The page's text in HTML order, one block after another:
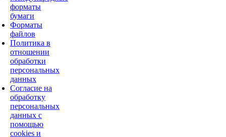
форматы
бумаги
Форматы
файлов
Политика в
отношении
обработки
персональных
данных
Согласие на
обработку
персональных
данных с
помощью
cookies и